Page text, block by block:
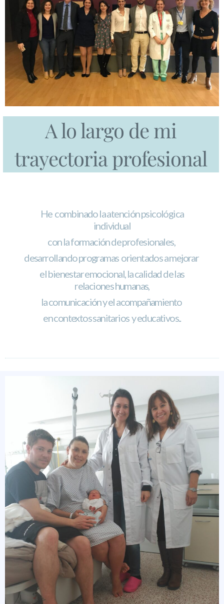
A lo largo de mi
trayectoria profesional
He combinadola atención psicológica
individual
con la formación de profesionales,
desarrollando programas orientados a mejorar
el bienestar emocional,la calidad de las
relaciones humanas,
la comunicacióny el acompañamiento
en contextos sanitarios y educativos..